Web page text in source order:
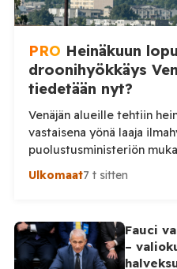
PRO Heinäkuun
droonihyökkäys
tiedetään nyt?
Venäjän alueille tehtiin
vastaisena yönä laaja
puolustusministeriön
torjui yön aikana 295
ilmapuolustus torjui yön
ukrainalaista lennokkia.
useiden Venäjän alueiden
Ulkomaat7 t sitten
Fauci
–